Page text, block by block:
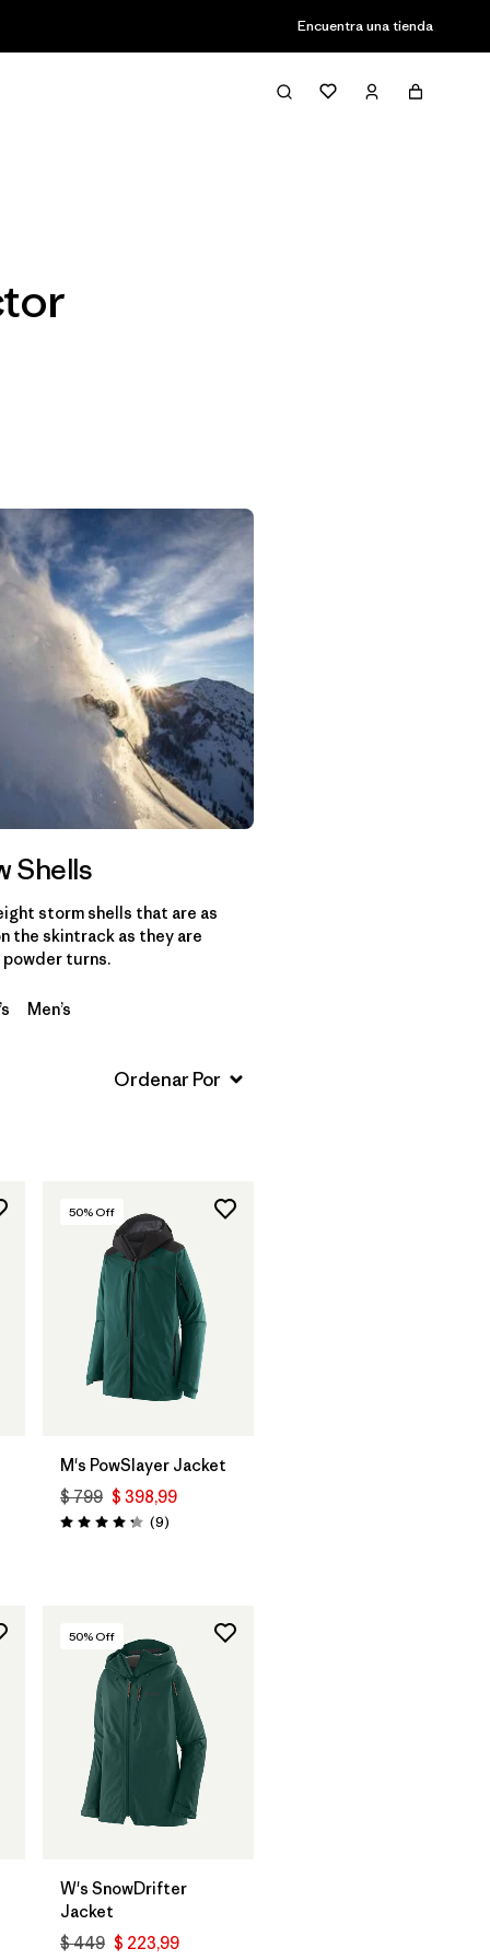
Encuentra una tienda
Filter & Sort
Shells
storm shells that are as
the skintrack as they are
powder turns.
Men’s
50% Off
M's PowSlayer Jacket
$ 799 $ 398,99
Valoración: 4.2 / 5
(9Comentarios
)
50% Off
W's SnowDrifter
Jacket
$ 449 $ 223,99